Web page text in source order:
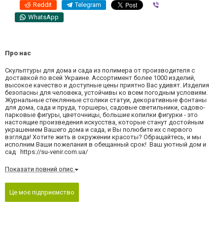
Reddit Telegram
WhatsApp
Про нас
Скульптуры для дома и сада из полимера от производителя с
доставкой по всей Украине. Ассортимент более 1000 изделий,
высокое качество и доступные цены приятно Вас удивят. Изделия
безопасны для человека, устойчивы ко всем погодным условиям.
Журнальные стеклянные столики статуи, декоративные фонтаны
для дома, сада и пруда, торшеры, садовые светильники, садово-
парковые фигуры, цветочницы, большие копилки фигурки - это
настоящие произведения искусства, которые станут достойным
украшением Вашего дома и сада, и Вы полюбите их с первого
взгляда! Хотите жить в окружении красоты? Обращайтесь, и мы
исполним Ваши пожелания в обещанный срок! Ваш уютный дом и
сад https://su-venir.com.ua/
Показати повний опис
Це моє підприємство